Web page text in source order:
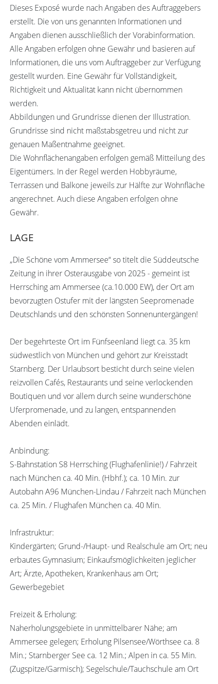
Dieses Exposé wurde nach Angaben des Auftraggebers
erstellt. Die von uns genannten Informationen und
Angaben dienen ausschließlich der Vorabinformation.
Alle Angaben erfolgen ohne Gewähr und basieren auf
Informationen, die uns vom Auftraggeber zur Verfügung
gestellt wurden. Eine Gewähr für Vollständigkeit,
Richtigkeit und Aktualität kann nicht übernommen
werden.
Abbildungen und Grundrisse dienen der Illustration.
Grundrisse sind nicht maßstabsgetreu und nicht zur
genauen Maßentnahme geeignet.
Die Wohnflächenangaben erfolgen gemäß Mitteilung des
Eigentümers. In der Regel werden Hobbyräume,
Terrassen und Balkone jeweils zur Hälfte zur Wohnfläche
angerechnet. Auch diese Angaben erfolgen ohne
Gewähr.
LAGE
„Die Schöne vom Ammersee“ so titelt die Süddeutsche
Zeitung in ihrer Osterausgabe von 2025 - gemeint ist
Herrsching am Ammersee (ca.10.000 EW), der Ort am
bevorzugten Ostufer mit der längsten Seepromenade
Deutschlands und den schönsten Sonnenuntergängen!
Der begehrteste Ort im Fünfseenland liegt ca. 35 km
südwestlich von München und gehört zur Kreisstadt
Starnberg. Der Urlaubsort besticht durch seine vielen
reizvollen Cafés, Restaurants und seine verlockenden
Boutiquen und vor allem durch seine wunderschöne
Uferpromenade, und zu langen, entspannenden
Abenden einlädt.
Anbindung:
S-Bahnstation S8 Herrsching (Flughafenlinie!) / Fahrzeit
nach München ca. 40 Min. (Hbhf.); ca. 10 Min. zur
Autobahn A96 München-Lindau / Fahrzeit nach München
ca. 25 Min. / Flughafen München ca. 40 Min.
Infrastruktur:
Kindergärten; Grund-/Haupt- und Realschule am Ort; neu
erbautes Gymnasium; Einkaufsmöglichkeiten jeglicher
Art; Ärzte, Apotheken, Krankenhaus am Ort;
Gewerbegebiet
Freizeit & Erholung:
Naherholungsgebiete in unmittelbarer Nähe; am
Ammersee gelegen; Erholung Pilsensee/Wörthsee ca. 8
Min.; Starnberger See ca. 12 Min.; Alpen in ca. 55 Min.
(Zugspitze/Garmisch); Segelschule/Tauchschule am Ort